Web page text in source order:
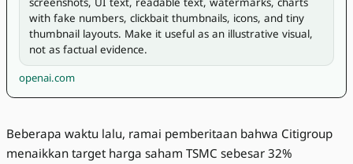
with fake numbers, clickbait thumbnails, icons, and tiny
thumbnail layouts. Make it useful as an illustrative visual,
not as factual evidence.
openai.com
Beberapa waktu lalu, ramai pemberitaan bahwa Citigroup
menaikkan target harga saham TSMC sebesar 32%